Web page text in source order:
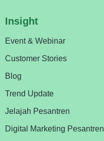
Insight
Event & Webinar
Customer Stories
Blog
Trend Update
Jelajah Pesantren
Digital Marketing Pesantren